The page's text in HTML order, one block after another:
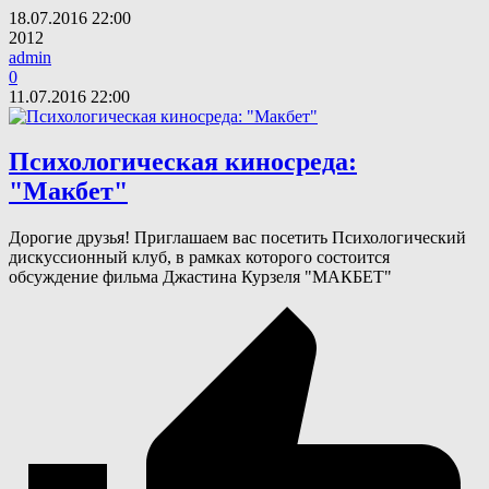
18.07.2016 22:00
2012
admin
0
11.07.2016 22:00
Психологическая киносреда:
"Макбет"
​Дорогие друзья! Приглашаем вас посетить Психологический
дискуссионный клуб, в рамках которого состоится
обсуждение фильма Джастина Курзеля "МАКБЕТ"